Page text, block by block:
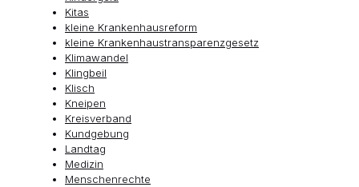
Kitas
kleine Krankenhausreform
kleine Krankenhaustransparenzgesetz
Klimawandel
Klingbeil
Klisch
Kneipen
Kreisverband
Kundgebung
Landtag
Medizin
Menschenrechte